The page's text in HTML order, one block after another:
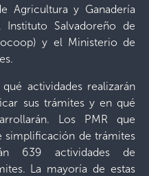
Agricultura y Ganadería
Salvadoreño de
y el Ministerio de
actividades realizarán
sus trámites y en qué
Los PMR que
de trámites
639 actividades de
La mayoría de estas